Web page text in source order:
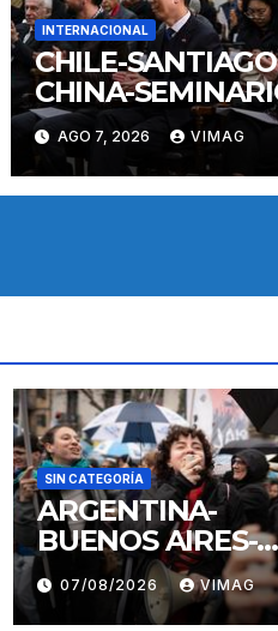
INTERNACIONAL
CHILE-
CHINA-
AGO 7, 2026 VIMAG
SIN CATEGORÍA
ARGENTINA-
BUENOS AIRES-
MANIFESTACION
07/08/2026 VIMAG